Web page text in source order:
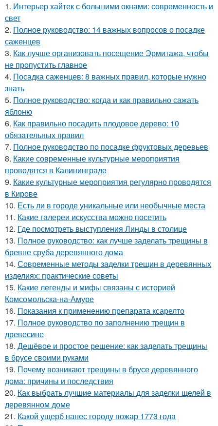
1. Интерьер хайтек с большими окнами: современность и
свет
2. Полное руководство: 14 важных вопросов о посадке
саженцев
3. Как лучше организовать посещение Эрмитажа, чтобы
не пропустить главное
4. Посадка саженцев: 8 важных правил, которые нужно
знать
5. Полное руководство: когда и как правильно сажать
яблоню
6. Как правильно посадить плодовое дерево: 10
обязательных правил
7. Полное руководство по посадке фруктовых деревьев
8. Какие современные культурные мероприятия
проводятся в Калининграде
9. Какие культурные мероприятия регулярно проводятся
в Кирове
10. Есть ли в городе уникальные или необычные места
11. Какие галереи искусства можно посетить
12. Где посмотреть выступления Линды в столице
13. Полное руководство: как лучше заделать трещины в
бревне сруба деревянного дома
14. Современные методы заделки трещин в деревянных
изделиях: практические советы
15. Какие легенды и мифы связаны с историей
Комсомольска-на-Амуре
16. Показания к применению препарата ксарелто
17. Полное руководство по заполнению трещин в
древесине
18. Дешёвое и простое решение: как заделать трещины
в брусе своими руками
19. Почему возникают трещины в брусе деревянного
дома: причины и последствия
20. Как выбрать лучшие материалы для заделки щелей в
деревянном доме
21. Какой ущерб нанес городу пожар 1773 года